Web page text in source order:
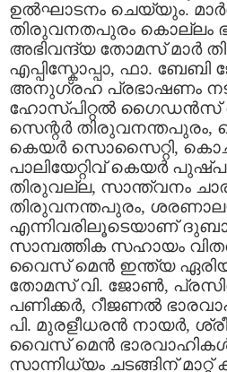
ഉല്‍ഘാടനം ചെയ്യും.
തിരുവനതപുരം കൊല്ലം
അഭിവന്ദ്യ തോമസ് മാര്‍
എപ്പിസ്കോപ്പാ, ഫാ. ബേബി
അനുഗ്രഹ പ്രഭാഷണം
ഹോസ്പിറ്റല്‍
സെന്റര്‍ തിരുവനന്തപുരം,
കെയര്‍ സൊസൈറ്റി,
പാലിയേറ്റിവ് കെയര്‍
തിരുവല്ല, സാന്ത്വനം
തിരുവനന്തപുരം,
എന്നിവരിലൂടെയാണ്
സാമ്പത്തിക സഹായം
വൈസ് മെന്‍ ഇന്ത്യ
തോമസ് വി. ജോണ്‍,
പണിക്കര്‍, റീജണല്‍
പി. മുരളീധരന്‍ നായര്‍,
വൈസ് മെന്‍
സാന്നിധ്യം ചടങ്ങിന് മാറ്റ്